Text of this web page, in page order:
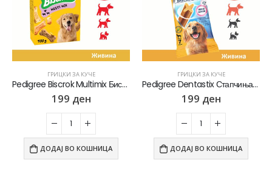
ГРИЦКИ ЗА КУЧЕ
Pedigree Biscrok Multimix Бисквити со вкус на Говедско, Пилешко, Јагнешко [Кутија 500гр]
199 ден
ДОДАЈ ВО КОШНИЦА
ГРИЦКИ ЗА КУЧЕ
Pedigree Dentastix Стапчиња со вкус на Пилешко [Кесичка 270]
199 ден
ДОДАЈ ВО КОШНИЦА